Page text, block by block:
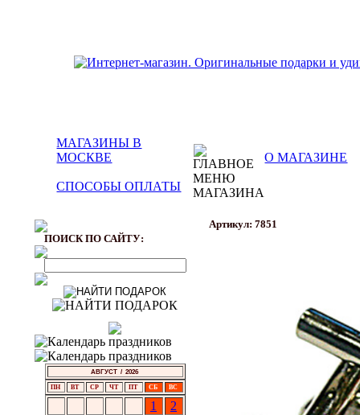
МАГАЗИНЫ В
МОСКВЕ
О МАГАЗИНЕ
СПОСОБЫ ОПЛАТЫ
ПОИСК ПО САЙТУ:
АВГУСТ / 2026
ПН ВТ СР ЧТ ПТ СБ ВС
1
2
Артикул: 7851